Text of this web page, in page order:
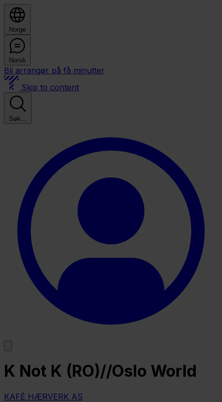
Norge
Norsk
Bli arrangør på få minutter
Skip to content
Søk...
K Not K (RO)//Oslo World
KAFÉ HÆRVERK AS